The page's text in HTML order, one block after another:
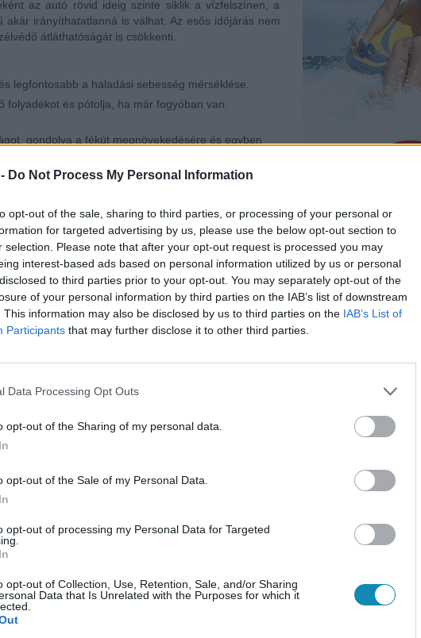
Do Not Process My Personal Information
opt-out of the sale, sharing to third parties, or processing of your personal or
for targeted advertising by us, please use the below opt-out section to
selection. Please note that after your opt-out request is processed you may
interest-based ads based on personal information utilized by us or personal
to third parties prior to your opt-out. You may separately opt-out of the
of your personal information by third parties on the IAB’s list of downstream
This information may also be disclosed by us to third parties on the IAB’s List of
Participants that may further disclose it to other third parties.
Data Processing Opt Outs
opt-out of the Sharing of my personal data.
opt-out of the Sale of my Personal Data.
opt-out of processing my Personal Data for Targeted
opt-out of Collection, Use, Retention, Sale, and/or Sharing
Data that Is Unrelated with the Purposes for which it
az autó rövid ideig szinte siklik a vízfelszínen, a
akár irányíthatatlanná is válhat. Az esős időjárás nem
átláthatóságát is csökkenti.
legfontosabb a haladási sebesség mérséklése.
folyadékot és pótolja, ha már fogyóban van.
gondolva a fékút megnövekedésére és egyben
víz és sár átláthatatlanná tegye a szélvédőt.
kormányt egyenesen irányban és fékezés helyett
gumiabroncsnyomás és a nem megfelelő
Ezért gondoskodjon arról, hogy az
összegyűlt esővizet sokszor fröcskölik a
hatása lényegében megegyezik az esőével, csak
pár extra is. Havas latyakos úton a féktávolság
csökken. Könnyen alakul ki az aquaplaning-
vagy akár csak gyalogosan próbált közlekedni
lehetetlen megállni vagy kormányozni.
Persze senki sem szereti tisztogatni az
de ne elégedjünk meg a „lőrésekkel”, hiszen
gondoljon arra, hogy indulást követően a tiszta
ha a motorházat nem tisztítja meg. Ugyanez igaz a
zúdul előre a hó.
években szerencsére már egyre többen veszik
de a költségek miatt sokan csak a
pedig nem csak üzleti fogás, mikor
tanácsos a téli abroncsok felszerelése. A cserére
hanem már jóval korábban. Általában már az
hiszen a téli abroncsok a gumikeverékük miatt már
nyári változatuknál.